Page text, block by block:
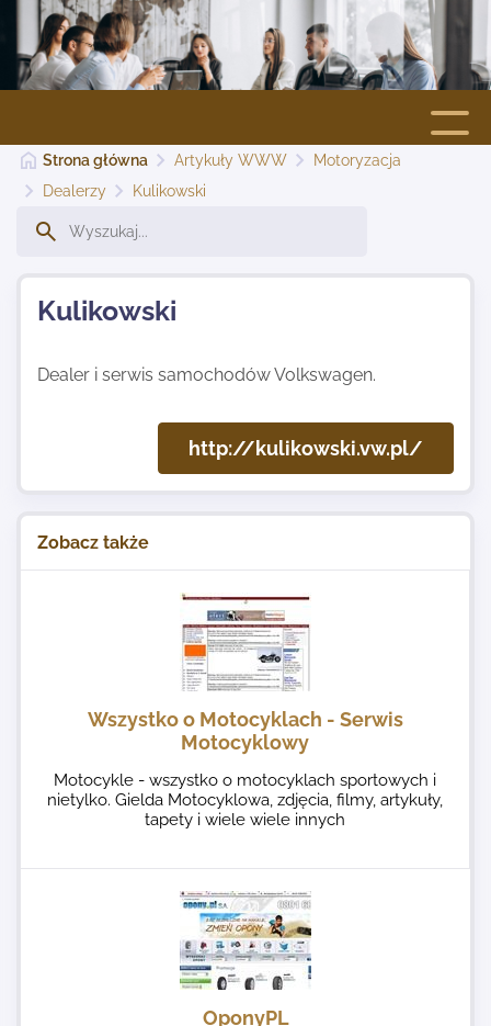
Strona główna
Dodaj stronę
Najnowsze
Strona główna Artykuły WWW
Motoryzacja
Dealerzy
Kulikowski
Kulikowski
Dealer i serwis samochodów Volkswagen.
http://kulikowski.vw.pl/
Zobacz także
Wszystko o Motocyklach - Serwis
Motocyklowy
Motocykle - wszystko o motocyklach sportowych i
nietylko. Gielda Motocyklowa, zdjęcia, filmy, artykuły,
tapety i wiele wiele innych
OponyPL